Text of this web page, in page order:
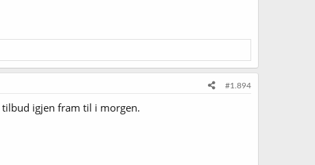
#1.894
tilbud igjen fram til i morgen.